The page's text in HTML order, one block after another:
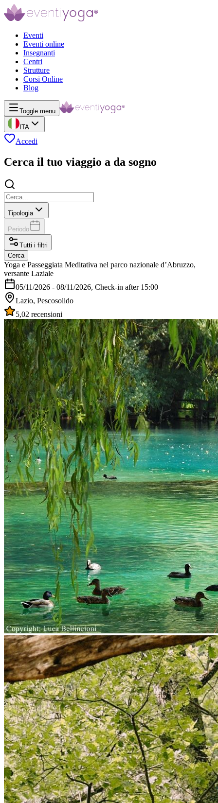
Eventi
Eventi online
Insegnanti
Centri
Strutture
Corsi Online
Blog
Toggle menu
ITA
Accedi
Cerca il tuo viaggio a da sogno
Tipologia
Periodo
Tutti i filtri
Cerca
Yoga e Passeggiata Meditativa nel parco nazionale d’Abruzzo,
versante Laziale
05/11/2026 - 08/11/2026, Check-in after 15:00
Lazio, Pescosolido
5,02 recensioni